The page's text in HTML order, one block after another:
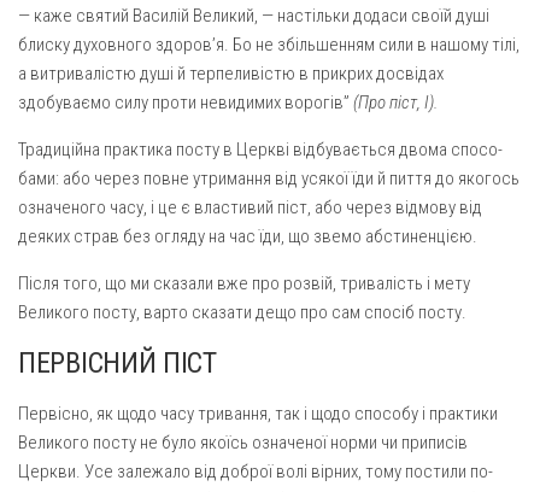
— каже святий Василій Великий, — настільки додаси своїй душі
блиску духовного здоров’я. Бо не збільшенням сили в нашому тілі,
а витривалістю душі й терпеливістю в прикрих досвідах
здобуваємо силу проти невидимих ворогів” (Про піст, І).
Традиційна практика посту в Церкві відбувається двома спосо­
бами: або через повне утримання від усякої їди й пиття до якогось
означеного часу, і це є властивий піст, або через відмову від
деяких страв без огляду на час їди, що звемо абстиненцією.
Після того, що ми сказали вже про розвій, тривалість і мету
Великого посту, варто сказати дещо про сам спосіб посту.
ПЕРВІСНИЙ ПІСТ
Первісно, як щодо часу тривання, так і щодо способу і прак­тики
Великого посту не було якоїсь означеної норми чи приписів
Церкви. Усе залежало від доброї волі вірних, тому постили по-